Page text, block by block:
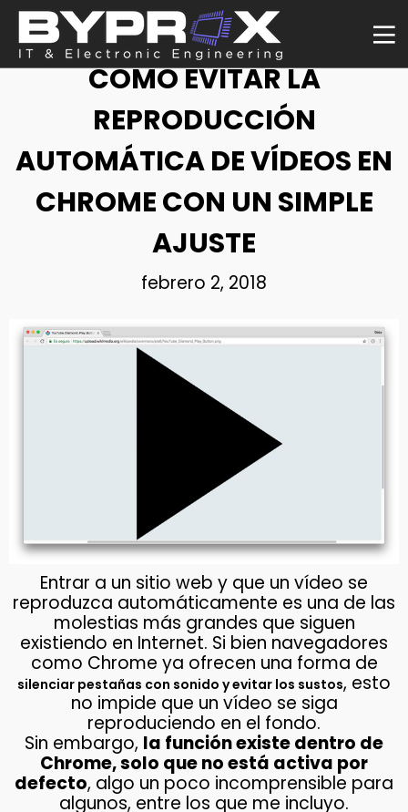
NOTICIA
CÓMO EVITAR LA
REPRODUCCIÓN
AUTOMÁTICA DE VÍDEOS EN
CHROME CON UN SIMPLE
AJUSTE
febrero 2, 2018
Entrar a un sitio web y que un vídeo se
reproduzca automáticamente es una de las
molestias más grandes que siguen
existiendo en Internet. Si bien navegadores
como Chrome ya ofrecen una forma de
silenciar pestañas con sonido y evitar los sustos, esto
no impide que un vídeo se siga
reproduciendo en el fondo.
Sin embargo, la función existe dentro de
Chrome, solo que no está activa por
defecto, algo un poco incomprensible para
algunos, entre los que me incluyo.